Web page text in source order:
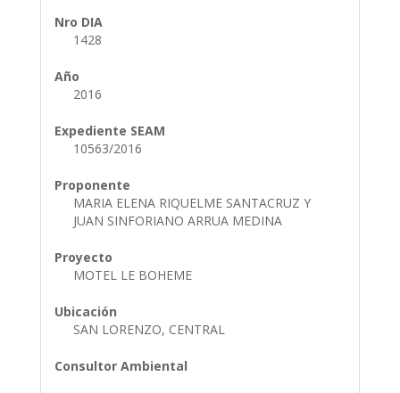
Nro DIA
1428
Año
2016
Expediente SEAM
10563/2016
Proponente
MARIA ELENA RIQUELME SANTACRUZ Y
JUAN SINFORIANO ARRUA MEDINA
Proyecto
MOTEL LE BOHEME
Ubicación
SAN LORENZO, CENTRAL
Consultor Ambiental